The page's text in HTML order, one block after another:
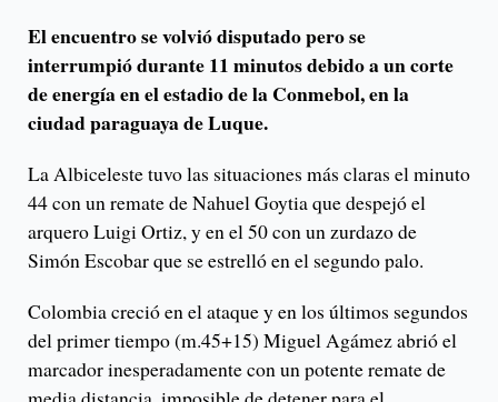
El encuentro se volvió disputado pero se
interrumpió durante 11 minutos debido a un corte
de energía en el estadio de la Conmebol, en la
ciudad paraguaya de Luque.
La Albiceleste tuvo las situaciones más claras el minuto
44 con un remate de Nahuel Goytia que despejó el
arquero Luigi Ortiz, y en el 50 con un zurdazo de
Simón Escobar que se estrelló en el segundo palo.
Colombia creció en el ataque y en los últimos segundos
del primer tiempo (m.45+15) Miguel Agámez abrió el
marcador inesperadamente con un potente remate de